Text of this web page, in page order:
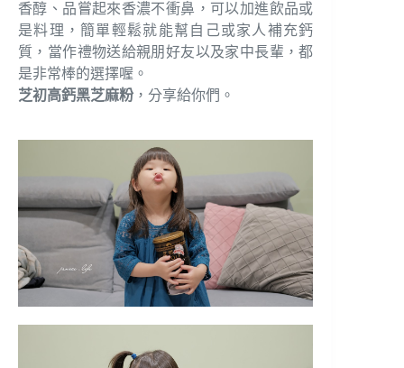
香醇、品嘗起來香濃不衝鼻，可以加進飲品或
是料理，簡單輕鬆就能幫自己或家人補充鈣
質，當作禮物送給親朋好友以及家中長輩，都
是非常棒的選擇喔。
芝初高鈣黑芝麻粉 ，分享給你們。